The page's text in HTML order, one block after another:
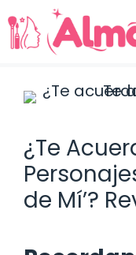
Saltar
al
contenido
¿Te
de Mí’?